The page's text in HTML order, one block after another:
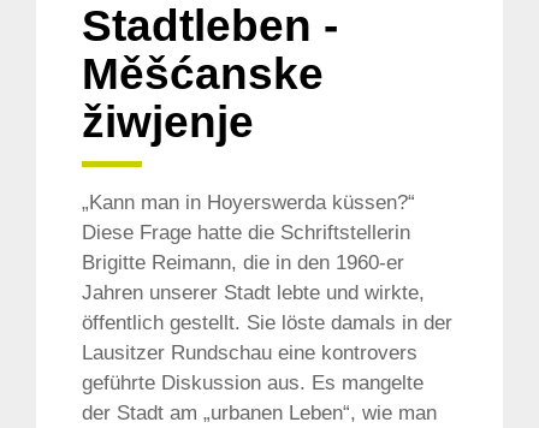
Stadtleben -
Měšćanske
žiwjenje
„Kann man in Hoyerswerda küssen?“
Diese Frage hatte die Schriftstellerin
Brigitte Reimann, die in den 1960-er
Jahren unserer Stadt lebte und wirkte,
öffentlich gestellt. Sie löste damals in der
Lausitzer Rundschau eine kontrovers
geführte Diskussion aus. Es mangelte
der Stadt am „urbanen Leben“, wie man